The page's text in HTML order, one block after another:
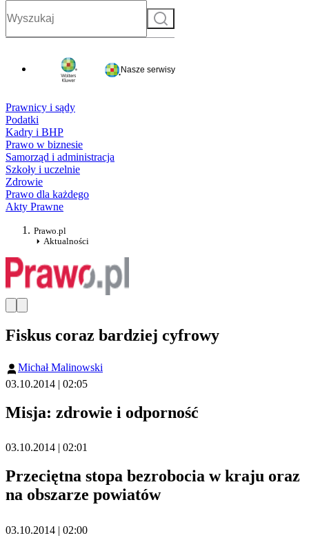
Szukaj
Nasze serwisy
Prawnicy i sądy
Podatki
Kadry i BHP
Prawo w biznesie
Samorząd i administracja
Szkoły i uczelnie
Zdrowie
Prawo dla każdego
Akty Prawne
Prawo.pl
Aktualności
Fiskus coraz bardziej cyfrowy
Michał Malinowski
03.10.2014 | 02:05
Misja: zdrowie i odporność
03.10.2014 | 02:01
Przeciętna stopa bezrobocia w kraju oraz
na obszarze powiatów
03.10.2014 | 02:00